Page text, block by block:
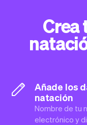
Crea
Añade los
natación
Nombre de tu
electrónico y